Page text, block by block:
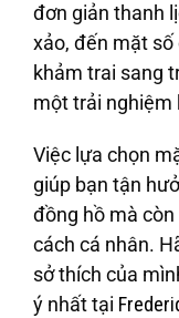
đơn giản thanh
xảo, đến mặt
khảm trai sang
một trải nghiệm
Việc lựa chọn
giúp bạn tận
đồng hồ mà
cách cá nhân.
sở thích của
ý nhất tại